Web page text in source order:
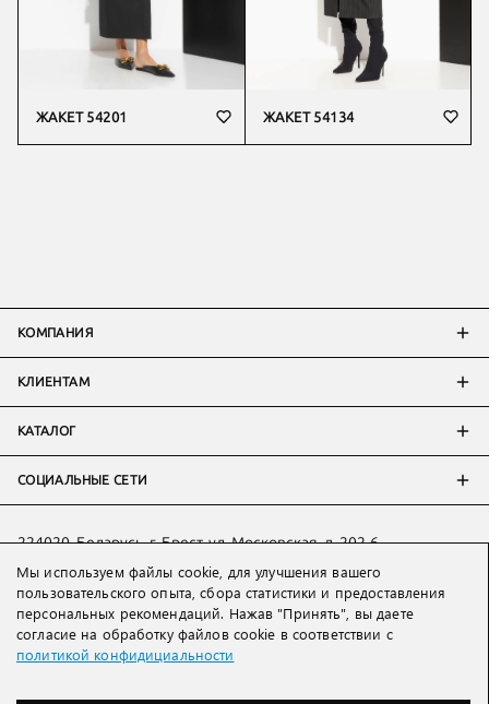
ЖАКЕТ 54201 ЖАКЕТ 54134
КОМПАНИЯ
КЛИЕНТАМ
КАТАЛОГ
СОЦИАЛЬНЫЕ СЕТИ
214018 Россия, г. Смоленск, пр-т. Гагарина, д. 19
224020, Беларусь, г. Брест, ул. Московская, д. 202-6
Тел:+7 993 398 36 60(WhatsApp
Тел:+375 29 205 80 10( WhatsApp,Viber)
Email:ved@lakbi.com
Мы используем файлы cookie, для улучшения вашего
пользовательского опыта, сбора статистики и предоставления
персональных рекомендаций. Нажав "Принять", вы даете
согласие на обработку файлов cookie в соответствии с
политикой конфидициальности